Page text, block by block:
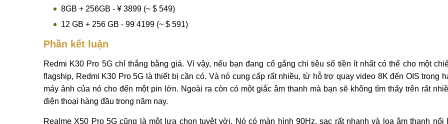
8GB + 256GB - ¥ 3899 (~ $ 549)
12 GB + 256 GB - 99 4199 (~ $ 591)
Phần kết luận
Redmi K30 Pro 5G chỉ thắng bằng giá. Vì vậy, nếu bạn đang cố gắng chi tiêu số tiền ít nhất có thể cho một
flagship, Redmi K30 Pro 5G là thiết bị cần có. Và nó cung cấp rất nhiều, từ hỗ trợ quay video 8K đến OIS trong
máy ảnh của nó cho đến một pin lớn. Ngoài ra còn có một giắc âm thanh mà bạn sẽ không tìm thấy trên rất
điện thoại hàng đầu trong năm nay.
Realme X50 Pro 5G cũng là một lựa chọn tuyệt vời. Nó có màn hình 90Hz, sạc rất nhanh và loa âm thanh nổi